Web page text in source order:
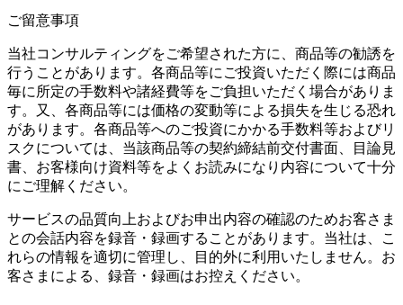
ご留意事項
当社コンサルティングをご希望された方に、商品等の勧誘を
行うことがあります。各商品等にご投資いただく際には商品
毎に所定の手数料や諸経費等をご負担いただく場合がありま
す。又、各商品等には価格の変動等による損失を生じる恐れ
があります。各商品等へのご投資にかかる手数料等およびリ
スクについては、当該商品等の契約締結前交付書面、目論見
書、お客様向け資料等をよくお読みになり内容について十分
にご理解ください。
サービスの品質向上およびお申出内容の確認のためお客さま
との会話内容を録音・録画することがあります。当社は、こ
れらの情報を適切に管理し、目的外に利用いたしません。お
客さまによる、録音・録画はお控えください。